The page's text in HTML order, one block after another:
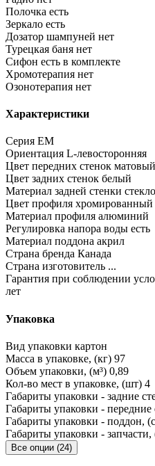
Полочка есть
Зеркало есть
Дозатор шампуней нет
Турецкая баня нет
Сифон есть в комплекте
Хромотерапия нет
Озонотерапия нет
Характеристики
Серия EM
Ориентация L-левосторонняя
Цвет передних стенок
Цвет задних стенок белый
Материал задней стенки стекло
Цвет профиля хромированный
Материал профиля алюминий
Регулировка напора воды есть
Материал поддона акрил
Страна бренда Канада
Страна изготовитель ...
Гарантия при соблюдении
лет
Упаковка
Вид упаковки картон
Масса в упаковке, (кг) 97
Объем упаковки, (м³) 0,89
Кол-во мест в упаковке, (шт) 4
Габариты упаковки - задние
Габариты упаковки - передние
Габариты упаковки - поддон,
Габариты упаковки - запчасти,
Все опции (24)